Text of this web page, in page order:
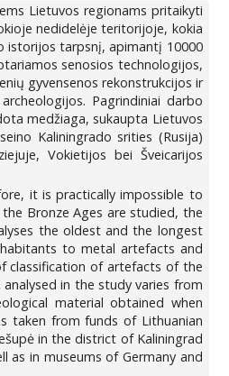
Lietuvos regionams pritaikyti
nedidelėje teritorijoje, kokia
istorijos tarpsnį, apimantį 10000
senosios technologijos,
gyvensenos rekonstrukcijos ir
Pagrindiniai darbo
medžiaga, sukaupta Lietuvos
Kaliningrado srities (Rusija)
Vokietijos bei Šveicarijos
it is practically impossible to
Bronze Ages are studied, the
the oldest and the longest
to metal artefacts and
classification of artefacts of the
in the study varies from
material obtained when
taken from funds of Lithuanian
in the district of Kaliningrad
as in museums of Germany and